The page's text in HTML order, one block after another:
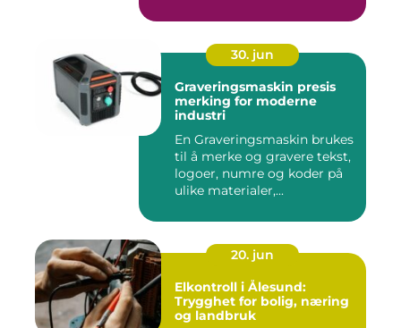
30. jun
Graveringsmaskin presis
merking for moderne
industri
En Graveringsmaskin brukes
til å merke og gravere tekst,
logoer, numre og koder på
ulike materialer,...
20. jun
Elkontroll i Ålesund:
Trygghet for bolig, næring
og landbruk